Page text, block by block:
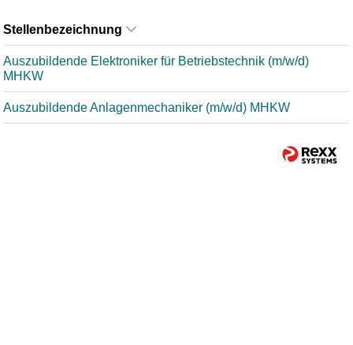
Stellenbezeichnung
Auszubildende Elektroniker für Betriebstechnik (m/w/d)
MHKW
Auszubildende Anlagenmechaniker (m/w/d) MHKW